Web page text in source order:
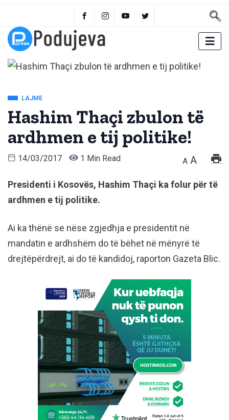
LAJME
Hashim Thaçi zbulon të
ardhmen e tij politike!
14/03/2017 1 Min Read A A
Presidenti i Kosovës, Hashim Thaçi ka folur për të
ardhmen e tij politike.
Ai ka thënë se nëse zgjedhja e presidentit në
mandatin e ardhshëm do të bëhet në mënyrë të
drejtëpërdrejt, ai do të kandidoj, raporton Gazeta Blic.